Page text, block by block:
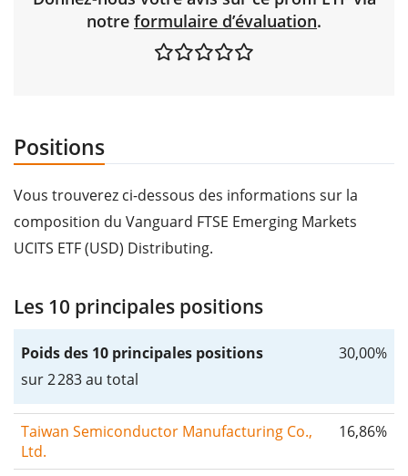
notre formulaire d’évaluation.
Positions
Vous trouverez ci-dessous des informations sur la
composition du Vanguard FTSE Emerging Markets
UCITS ETF (USD) Distributing.
Les 10 principales positions
Poids des 10 principales positions
sur 2 283 au total
30,00%
Taiwan Semiconductor Manufacturing Co.,
Ltd.
16,86%